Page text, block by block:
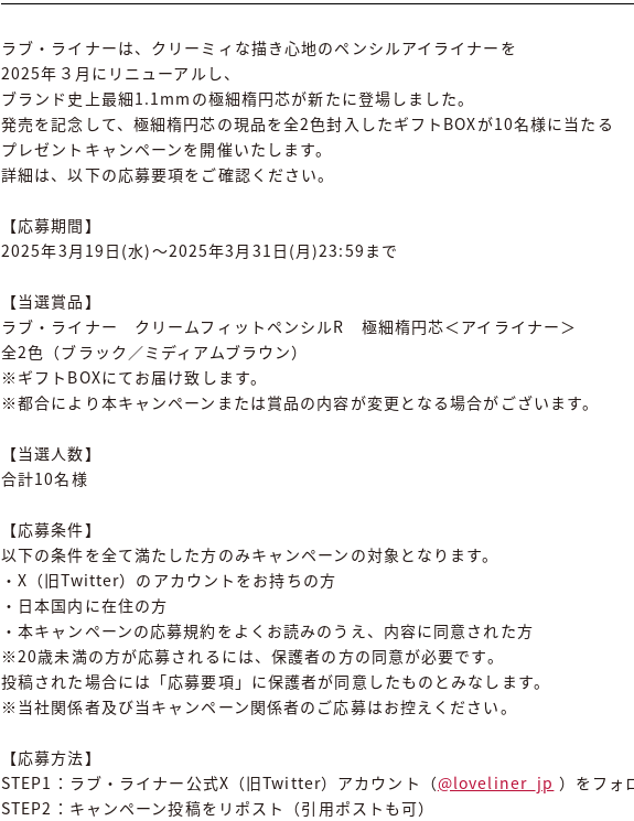
ラブ・ライナーは、クリーミィな描き心地のペンシルアイライナーを
2025年３月にリニューアルし、
ブランド史上最細1.1mmの極細楕円芯が新たに登場しました。
発売を記念して、極細楕円芯の現品を全2色封入したギフトBOXが10名様に当たる
プレゼントキャンペーンを開催いたします。
詳細は、以下の応募要項をご確認ください。
【応募期間】
2025年3月19日(水)～2025年3月31日(月)23:59まで
【当選賞品】
ラブ・ライナー クリームフィットペンシルR 極細楕円芯＜アイライナー＞
全2色（ブラック／ミディアムブラウン）
※ギフトBOXにてお届け致します。
※都合により本キャンペーンまたは賞品の内容が変更となる場合がございます。
【当選人数】
合計10名様
【応募条件】
以下の条件を全て満たした方のみキャンペーンの対象となります。
・X（旧Twitter）のアカウントをお持ちの方
・日本国内に在住の方
・本キャンペーンの応募規約をよくお読みのうえ、内容に同意された方
※20歳未満の方が応募されるには、保護者の方の同意が必要です。
投稿された場合には「応募要項」に保護者が同意したものとみなします。
※当社関係者及び当キャンペーン関係者のご応募はお控えください。
【応募方法】
STEP1：ラブ・ライナー公式X（旧Twitter）アカウント（@loveliner_jp ）をフォ
STEP2：キャンペーン投稿をリポスト（引用ポストも可）